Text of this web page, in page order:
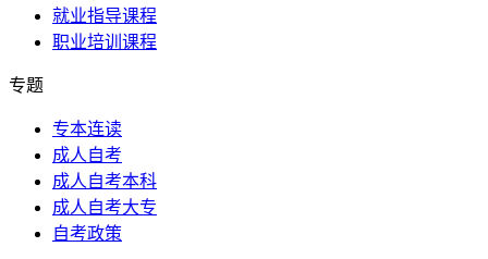
就业指导课程
职业培训课程
专题
专本连读
成人自考
成人自考本科
成人自考大专
自考政策